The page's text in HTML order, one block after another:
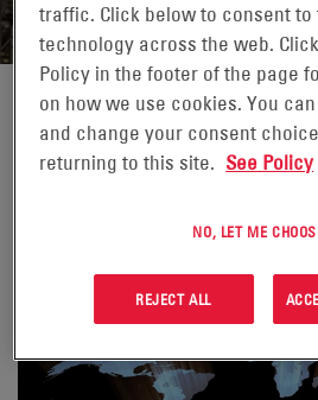
traffic. Click below to consent to
technology across the web.
Policy in the footer of the page
on how we use cookies. You
and change your consent
returning to this site. See Policy
NO, LET ME
REJECT ALL